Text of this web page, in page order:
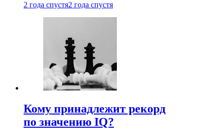
2 года спустя2 года спустя
Кому принадлежит рекорд
по значению IQ?